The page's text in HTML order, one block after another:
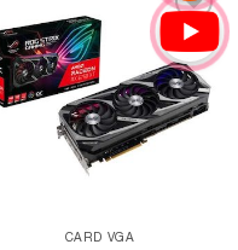
Add to
Wishlist
CARD VGA